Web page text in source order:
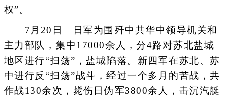
权”。
7月20日 日军为围歼中共华中领导机关和
主力部队，集中17000余人，分4路对苏北盐城
地区进行“扫荡”，盐城陷落。新四军在苏北、苏
中进行反“扫荡”战斗，经过一个多月的苦战，共
作战130余次，毙伤日伪军3800余人，击沉汽艇